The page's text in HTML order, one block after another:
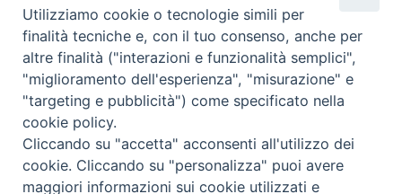
a
c
e
b
o
k
n
t
e
e
s
i
n
k
I
n
h
r
e
s
h
a
t
s
p
p
l
e
g
a
m
a
Caritas , formazione , speranza volontari
Eucarestia e Sinodalità: il
Cardinale Marcello Semeraro
all’apertura del nuovo anno
Giornata missionaria
presieduta dal vescovo
Utilizziamo cookie o tecnologie simili per
finalità tecniche e, con il tuo consenso, anche per
altre finalità ("interazioni e funzionalità semplici",
"miglioramento dell'esperienza", "misurazione" e
"targeting e pubblicità") come specificato nella
cookie policy.
Cliccando su "accetta" acconsenti all'utilizzo dei
cookie. Cliccando su "personalizza" puoi avere
maggiori informazioni sui cookie utilizzati e